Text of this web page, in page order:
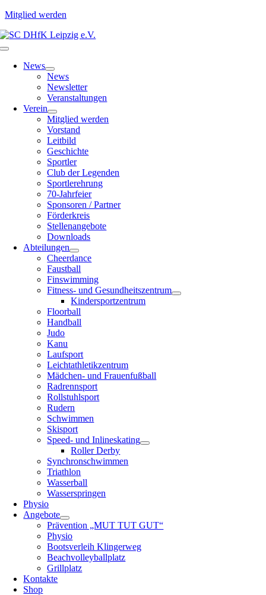
Mitglied werden
Zum
Inhalt
Toggle
NavigationNews
News
Newsletter
Veranstaltungen
Verein
Mitglied werden
Vorstand
Leitbild
Geschichte
Sportler
Club der Legenden
Sportlerehrung
70-Jahrfeier
Sponsoren / Partner
Förderkreis
Stellenangebote
Downloads
Abteilungen
Cheerdance
Faustball
Finswimming
Fitness- und Gesundheitszentrum
Kindersportzentrum
Floorball
Handball
Judo
Kanu
Laufsport
Leichtathletikzentrum
Mädchen- und Frauenfußball
Radrennsport
Rollstuhlsport
Rudern
Schwimmen
Skisport
Speed- und Inlineskating
Roller Derby
Synchronschwimmen
Triathlon
Wasserball
Wasserspringen
Physio
Angebote
Prävention „MUT TUT GUT“
Physio
Bootsverleih Klingerweg
Beachvolleyballplatz
Grillplatz
Kontakte
Shop